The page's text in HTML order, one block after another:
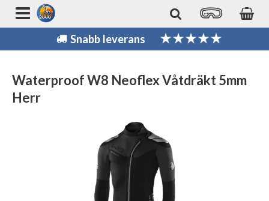
Snabb leverans
Waterproof W8 Neoflex Våtdräkt 5mm
Herr